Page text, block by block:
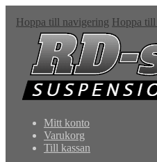
Hoppa till navigering Hoppa
Mitt konto
Varukorg
Till kassan